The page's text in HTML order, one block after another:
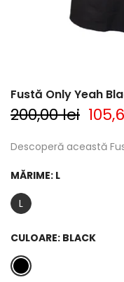
Fustă Only Yeah
200,00 lei
Descoperă această
MĂRIME: L
L
CULOARE: BLACK